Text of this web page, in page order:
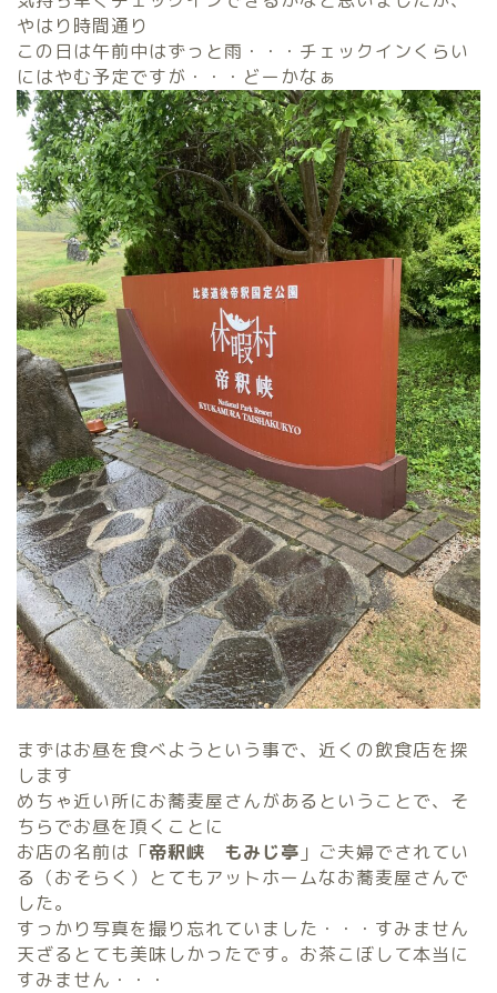
やはり時間通り
この日は午前中はずっと雨・・・チェックインくらい
にはやむ予定ですが・・・どーかなぁ
まずはお昼を食べようという事で、近くの飲食店を探
します
めちゃ近い所にお蕎麦屋さんがあるということで、そ
ちらでお昼を頂くことに
お店の名前は「帝釈峡 もみじ亭 」ご夫婦でされてい
る（おそらく）とてもアットホームなお蕎麦屋さんで
した。
すっかり写真を撮り忘れていました・・・すみません
天ざるとても美味しかったです。お茶こぼして本当に
すみません・・・